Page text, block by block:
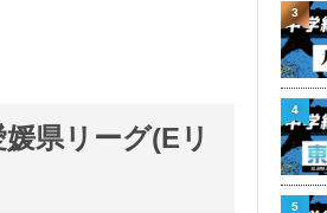
県リーグ(Eリ
3
4
5